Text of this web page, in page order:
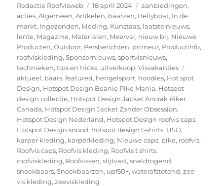
Auteur
Redactie Roofvisweb
Geplaatst
op
18 april 2024 Categorieën
aanbiedingen,
acties,Algemeen,Artikelen, baarzen, Bellyboat, In de
markt, Ingezonden, kleding, Kunstaas, laatste nieuws,
lente, Magazine, Materialen, Meerval, nieuw bij, Nieuwe
Producten,Outdoor, Persberichten, primeur, Productinfo,
roofviskleding,Sponsornieuws,sportvisnieuws,
technieken,tips en tricks, uitverkoop,Visvakanties
aktueel, baars,featured, hengelsport, hoodies, Hot spot
Design, Hotspot Design Beanie Pike Mania, Hotspot
design collectie, Hotspot Design Jacket Anorak Piker
Canada, Hotspot Design Jacket Zander Obsession,
Hotspot Design Nederland, Hotspot Design roofvis caps,
Hotspot Design snood, hotspot design t-shirts, HSD,
karper kleding, karperkleding, Nieuwe caps, pike, roofvis,
Roofvis caps, Roofvis kleding, Roofvis t shirts,
roofviskleding, Roofvissen,slijtvast,sneldrogend,
snoekbaars,Snoekbaarzen, upf50+,waterafstotend,zee
vis kleding,zeeviskleding